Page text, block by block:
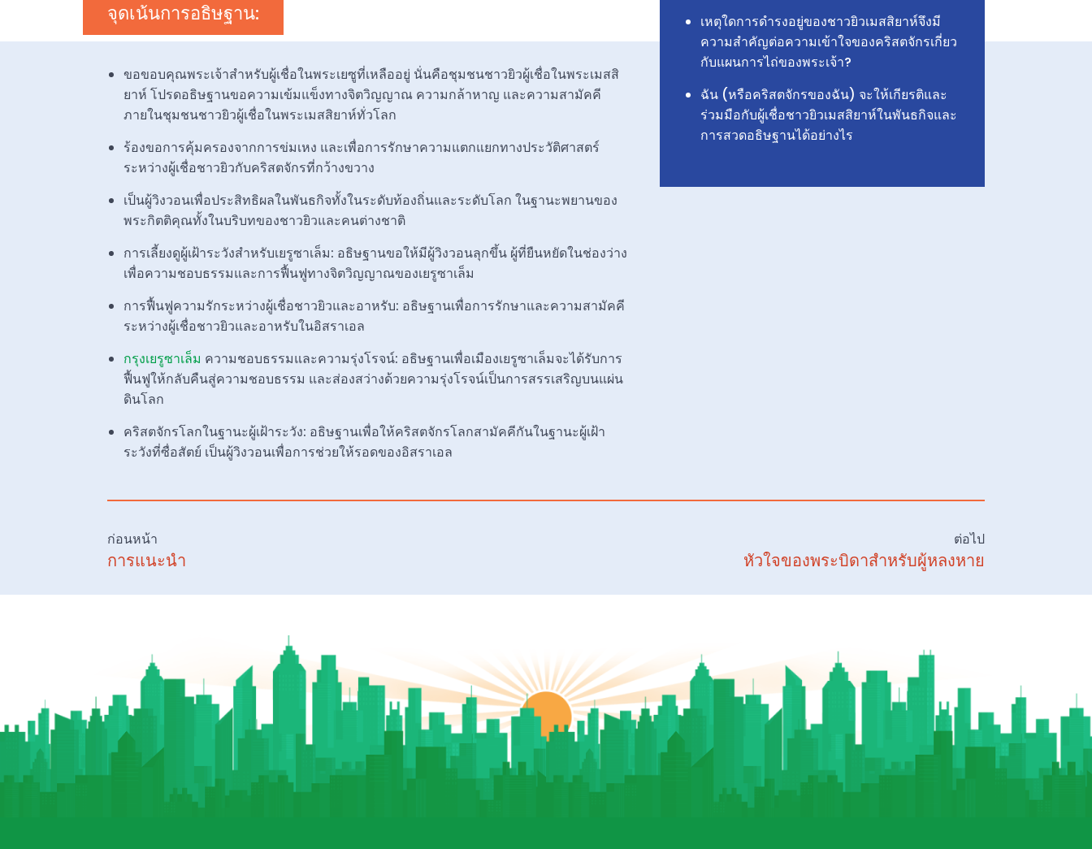
จุดเน้นการอธิษฐาน:
ขอขอบคุณพระเจ้าสำหรับผู้เชื่อในพระเยซูที่เหลืออยู่ นั่นคือชุมชนชาวยิวผู้เชื่อในพระเมสสิ
ยาห์ โปรดอธิษฐานขอความเข้มแข็งทางจิตวิญญาณ ความกล้าหาญ และความสามัคคี
ภายในชุมชนชาวยิวผู้เชื่อในพระเมสสิยาห์ทั่วโลก
ร้องขอการคุ้มครองจากการข่มเหง และเพื่อการรักษาความแตกแยกทางประวัติศาสตร์
ระหว่างผู้เชื่อชาวยิวกับคริสตจักรที่กว้างขวาง
เป็นผู้วิงวอนเพื่อประสิทธิผลในพันธกิจทั้งในระดับท้องถิ่นและระดับโลก ในฐานะพยานของ
พระกิตติคุณทั้งในบริบทของชาวยิวและคนต่างชาติ
การเลี้ยงดูผู้เฝ้าระวังสำหรับเยรูซาเล็ม: อธิษฐานขอให้มีผู้วิงวอนลุกขึ้น ผู้ที่ยืนหยัดในช่องว่าง
เพื่อความชอบธรรมและการฟื้นฟูทางจิตวิญญาณของเยรูซาเล็ม
การฟื้นฟูความรักระหว่างผู้เชื่อชาวยิวและอาหรับ: อธิษฐานเพื่อการรักษาและความสามัคคี
ระหว่างผู้เชื่อชาวยิวและอาหรับในอิสราเอล
กรุงเยรูซาเล็ม ความชอบธรรมและความรุ่งโรจน์: อธิษฐานเพื่อเมืองเยรูซาเล็มจะได้รับการ
ฟื้นฟูให้กลับคืนสู่ความชอบธรรม และส่องสว่างด้วยความรุ่งโรจน์เป็นการสรรเสริญบนแผ่น
ดินโลก
คริสตจักรโลกในฐานะผู้เฝ้าระวัง: อธิษฐานเพื่อให้คริสตจักรโลกสามัคคีกันในฐานะผู้เฝ้า
ระวังที่ซื่อสัตย์ เป็นผู้วิงวอนเพื่อการช่วยให้รอดของอิสราเอล
เหตุใดการดำรงอยู่ของชาวยิวเมสสิยาห์จึงมี
ความสำคัญต่อความเข้าใจของคริสตจักรเกี่ยว
กับแผนการไถ่ของพระเจ้า?
ฉัน (หรือคริสตจักรของฉัน) จะให้เกียรติและ
ร่วมมือกับผู้เชื่อชาวยิวเมสสิยาห์ในพันธกิจและ
การสวดอธิษฐานได้อย่างไร
ก่อนหน้า
การแนะนำ
ต่อไป
หัวใจของพระบิดาสำหรับผู้หลงหาย